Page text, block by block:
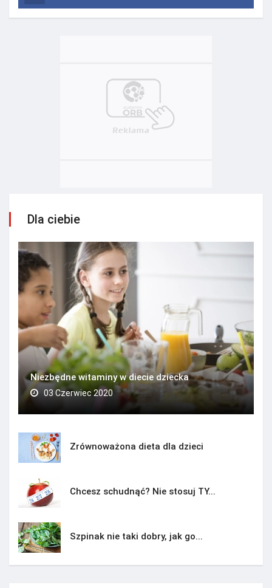
Dla ciebie
Niezbędne witaminy w diecie dziecka
03 Czerwiec 2020
Zrównoważona dieta dla dzieci
Chcesz schudnąć? Nie stosuj TY...
Szpinak nie taki dobry, jak go...